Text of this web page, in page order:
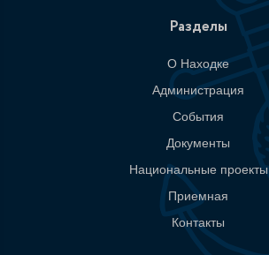
Разделы
О Находке
Администрация
События
Документы
Национальные проекты
Приемная
Контакты